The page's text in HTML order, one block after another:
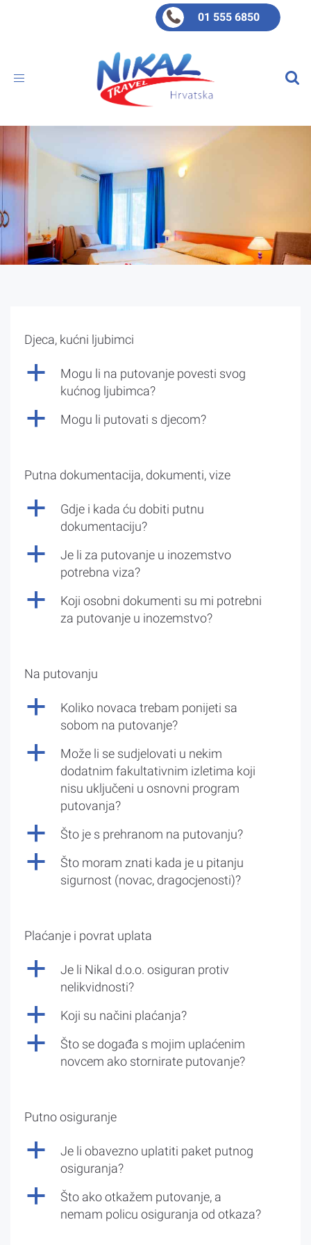
01 555 6850
Toggle
Djeca, kućni ljubimci
a
Mogu li na putovanje povesti svog
kućnog ljubimca?
a Mogu li putovati s djecom?
Putna dokumentacija, dokumenti, vize
a
Gdje i kada ću dobiti putnu
dokumentaciju?
a
Je li za putovanje u inozemstvo
potrebna viza?
a
Koji osobni dokumenti su mi potrebni
za putovanje u inozemstvo?
Na putovanju
a
Koliko novaca trebam ponijeti sa
sobom na putovanje?
a
Može li se sudjelovati u nekim
dodatnim fakultativnim izletima koji
nisu uključeni u osnovni program
putovanja?
a Što je s prehranom na putovanju?
a
Što moram znati kada je u pitanju
sigurnost (novac, dragocjenosti)?
Plaćanje i povrat uplata
a
Je li Nikal d.o.o. osiguran protiv
nelikvidnosti?
a Koji su načini plaćanja?
a
Što se događa s mojim uplaćenim
novcem ako stornirate putovanje?
Putno osiguranje
a
Je li obavezno uplatiti paket putnog
osiguranja?
a
Što ako otkažem putovanje, a
nemam policu osiguranja od otkaza?